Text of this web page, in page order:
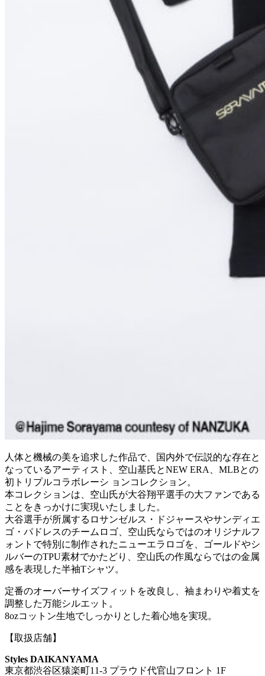
人体と機械の美を追求した作品で、国内外で伝説的な存在と
なっているアーティスト、空山基氏とNEW ERA、MLBとの
初トリプルコラボレーシ ョンコレクション。
本コレクションは、空山氏が大谷翔平選手の大ファンである
ことをきっかけに実現いたしました。
大谷選手が所属するロサンゼルス・ドジャースやサンディエ
ゴ・パドレスのチームロゴ、空山氏ならではのオリジナルフ
ォントで特別に制作されたニューエラロゴを、ゴールドやシ
ルバーのTPU素材でかたどり、空山氏の作風ならではの金属
感を表現した半袖Tシャツ。
定番のオーバーサイズフィットを改良し、袖まわりや着丈を
調整した万能シルエット。
8ozコットン生地でしっかりとした着心地を実現。
【取扱店舗】
Styles DAIKANYAMA
東京都渋谷区猿楽町11-3 プラウド代官山フロント 1F